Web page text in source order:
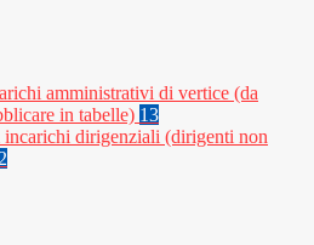
amministrativi di vertice (da
in tabelle) 13
dirigenziali (dirigenti non
2